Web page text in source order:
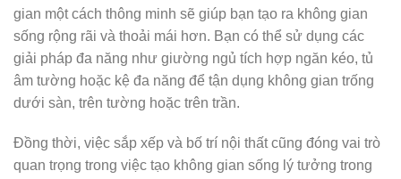
gian một cách thông minh sẽ giúp bạn tạo ra không gian
sống rộng rãi và thoải mái hơn. Bạn có thể sử dụng các
giải pháp đa năng như giường ngủ tích hợp ngăn kéo, tủ
âm tường hoặc kệ đa năng để tận dụng không gian trống
dưới sàn, trên tường hoặc trên trần.
Đồng thời, việc sắp xếp và bố trí nội thất cũng đóng vai trò
quan trọng trong việc tạo không gian sống lý tưởng trong